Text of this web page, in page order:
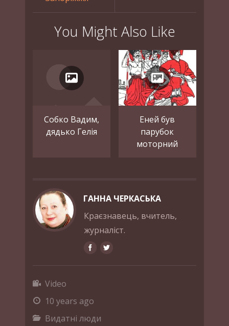
You Might Also Like
Собко Вадим,
дядько Гелія
Еней був
парубок
моторний
ГАННА ЧЕРКАСЬКА
Краєзнавець, вчитель,
журналіст.
Video
10 years ago
Видатні люди